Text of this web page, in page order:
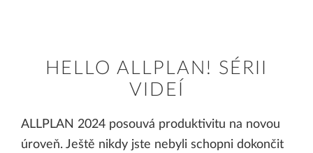
HELLO ALLPLAN! SÉRII
VIDEÍ
ALLPLAN 2024 posouvá produktivitu na novou
úroveň. Ještě nikdy jste nebyli schopni dokončit